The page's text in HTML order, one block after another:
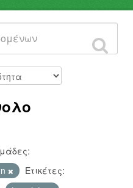
Ετικέτες: